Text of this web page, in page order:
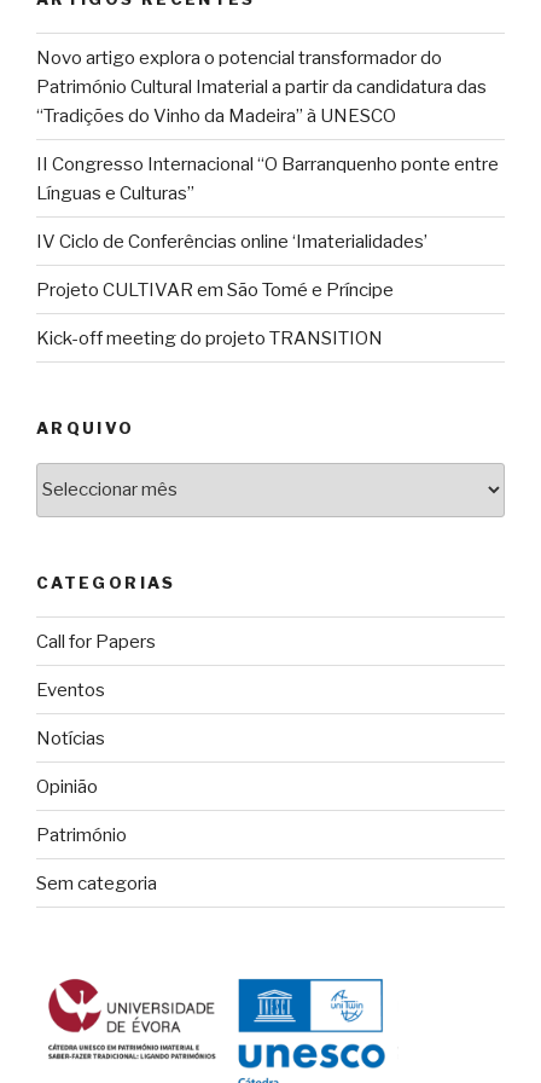
Novo artigo explora o potencial transformador do
Património Cultural Imaterial a partir da candidatura das
“Tradições do Vinho da Madeira” à UNESCO
II Congresso Internacional “O Barranquenho ponte entre
Línguas e Culturas”
IV Ciclo de Conferências online ‘Imaterialidades’
Projeto CULTIVAR em São Tomé e Príncipe
Kick-off meeting do projeto TRANSITION
ARQUIVO
CATEGORIAS
Call for Papers
Eventos
Notícias
Opinião
Património
Sem categoria